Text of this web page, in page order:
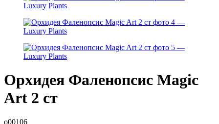
Орхидея Фаленопсис Magic
Art 2 ст
о00106